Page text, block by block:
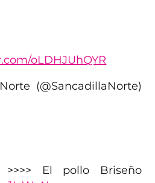
oLDHJUhQYR
(@SancadillaNorte)
>>>> El pollo Briseño